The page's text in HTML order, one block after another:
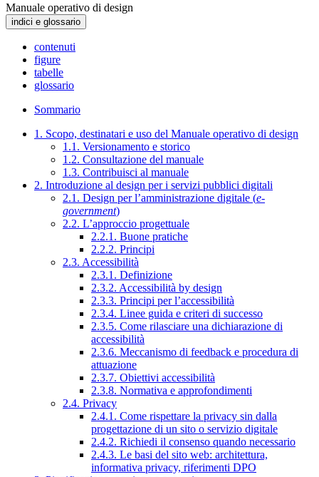
Manuale operativo di design
indici e glossario
contenuti
figure
tabelle
glossario
Sommario
1. Scopo, destinatari e uso del Manuale operativo di design
1.1. Versionamento e storico
1.2. Consultazione del manuale
1.3. Contribuisci al manuale
2. Introduzione al design per i servizi pubblici digitali
2.1. Design per l’amministrazione digitale (e-
government)
2.2. L’approccio progettuale
2.2.1. Buone pratiche
2.2.2. Principi
2.3. Accessibilità
2.3.1. Definizione
2.3.2. Accessibilità by design
2.3.3. Principi per l’accessibilità
2.3.4. Linee guida e criteri di successo
2.3.5. Come rilasciare una dichiarazione di
accessibilità
2.3.6. Meccanismo di feedback e procedura di
attuazione
2.3.7. Obiettivi accessibilità
2.3.8. Normativa e approfondimenti
2.4. Privacy
2.4.1. Come rispettare la privacy sin dalla
progettazione di un sito o servizio digitale
2.4.2. Richiedi il consenso quando necessario
2.4.3. Le basi del sito web: architettura,
informativa privacy, riferimenti DPO